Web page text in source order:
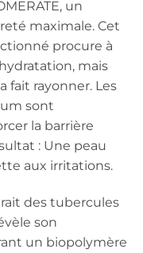
un
maximale. Cet
procure à
mais
fait rayonner. Les
sont
la barrière
: Une peau
aux irritations.
des tubercules
son
un biopolymère